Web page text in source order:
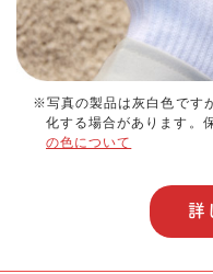
※写真の製品は灰白色です
化する場合があります。
の色について
詳